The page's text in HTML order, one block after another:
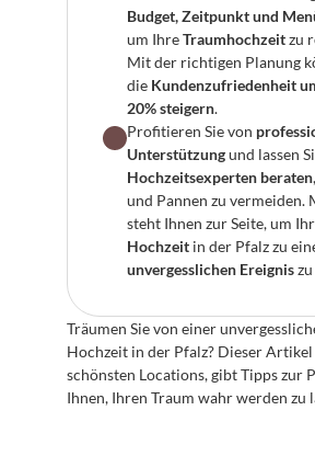
Budget, Zeitpunkt und
um Ihre Traumhochzeit zu
Mit der richtigen Planung
die Kundenzufriedenheit
20% steigern.
Profitieren Sie von
Unterstützung
Hochzeitsexperten beraten
und Pannen zu vermeiden.
steht Ihnen zur Seite, um
Hochzeit
unvergesslichen Ereignis
Träumen Sie von einer
Hochzeit in der Pfalz? Dieser
schönsten Locations, gibt Tipps zur
Ihnen, Ihren Traum wahr werden zu